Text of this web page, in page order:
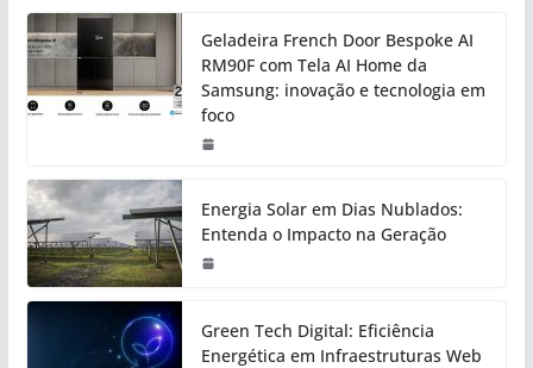
Geladeira French Door Bespoke AI
RM90F com Tela AI Home da
Samsung: inovação e tecnologia em
foco
Energia Solar em Dias Nublados:
Entenda o Impacto na Geração
Green Tech Digital: Eficiência
Energética em Infraestruturas Web